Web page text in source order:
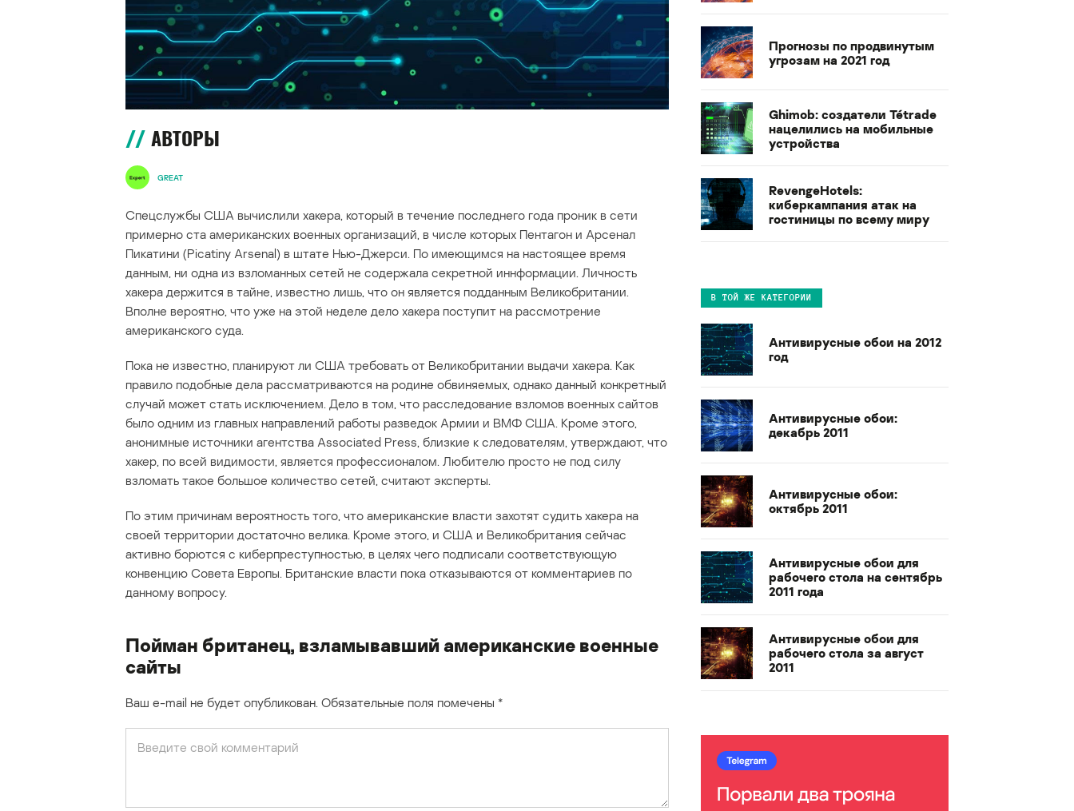
АВТОРЫ
GREAT
Спецслужбы США вычислили хакера, который в течение последнего года проник в сети
примерно ста американских военных организаций, в числе которых Пентагон и Арсенал
Пикатини (Picatiny Arsenal) в штате Нью-Джерси. По имеющимся на настоящее время
данным, ни одна из взломанных сетей не содержала секретной иннформации. Личность
хакера держится в тайне, известно лишь, что он является подданным Великобритании.
Вполне вероятно, что уже на этой неделе дело хакера поступит на рассмотрение
американского суда.
Пока не известно, планируют ли США требовать от Великобритании выдачи хакера. Как
правило подобные дела рассматриваются на родине обвиняемых, однако данный конкретный
случай может стать исключением. Дело в том, что расследование взломов военных сайтов
было одним из главных направлений работы разведок Армии и ВМФ США. Кроме этого,
анонимные источники агентства Associated Press, близкие к следователям, утверждают, что
хакер, по всей видимости, является профессионалом. Любителю просто не под силу
взломать такое большое количество сетей, считают эксперты.
По этим причинам вероятность того, что американские власти захотят судить хакера на
своей территории достаточно велика. Кроме этого, и США и Великобритания сейчас
активно борются с киберпреступностью, в целях чего подписали соответствующую
конвенцию Совета Европы. Британские власти пока отказываются от комментариев по
данному вопросу.
Пойман британец, взламывавший американские военные
сайты
Ваш e-mail не будет опубликован. Обязательные поля помечены *
Прогнозы по продвинутым
угрозам на 2021 год
Ghimob: создатели Tétrade
нацелились на мобильные
устройства
RevengeHotels:
киберкампания атак на
гостиницы по всему миру
В ТОЙ ЖЕ КАТЕГОРИИ
Антивирусные обои на 2012
год
Антивирусные обои:
декабрь 2011
Антивирусные обои:
октябрь 2011
Антивирусные обои для
рабочего стола на сентябрь
2011 года
Антивирусные обои для
рабочего стола за август
2011